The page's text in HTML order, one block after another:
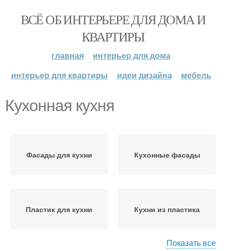
ВСЁ ОБ ИНТЕРЬЕРЕ ДЛЯ ДОМА И
КВАРТИРЫ
главная
интерьер для дома
интерьер для квартиры
идеи дизайна мебель
Кухонная кухня
Фасады для кухни Кухонные фасады
Пластик для кухни Кухни из пластика
Показать все